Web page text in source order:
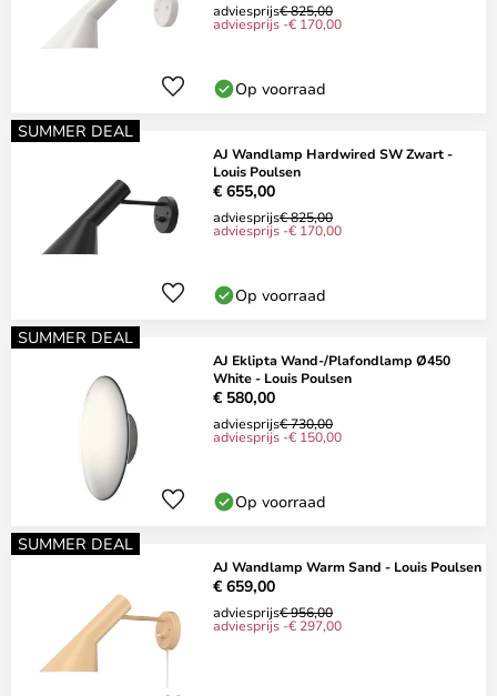
adviesprijs€ 825,00
adviesprijs -€ 170,00
Op voorraad
SUMMER DEAL
AJ Wandlamp Hardwired SW Zwart -
Louis Poulsen
€ 655,00
adviesprijs€ 825,00
adviesprijs -€ 170,00
Op voorraad
SUMMER DEAL
AJ Eklipta Wand-/Plafondlamp Ø450
White - Louis Poulsen
€ 580,00
adviesprijs€ 730,00
adviesprijs -€ 150,00
Op voorraad
SUMMER DEAL
AJ Wandlamp Warm Sand - Louis Poulsen
€ 659,00
adviesprijs€ 956,00
adviesprijs -€ 297,00